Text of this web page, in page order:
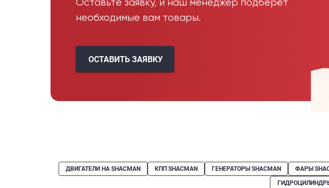
Оставьте заявку, и наш менеджер подберёт
необходимые вам товары.
ОСТАВИТЬ ЗАЯВКУ
ДВИГАТЕЛИ НА SHACMAN КПП SHACMAN ГЕНЕРАТОРЫ SHACMAN ФАРЫ